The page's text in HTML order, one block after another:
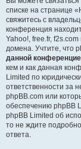
списке на странице
свяжитесь с
конференция
Yahoo!, free.fr,
домена. Учтите, что
данной
кем и как данная
Limited по
ответственности за
phpBB.com или
обеспечению phpBB
phpBB Limited об
то не ждите
ответа.